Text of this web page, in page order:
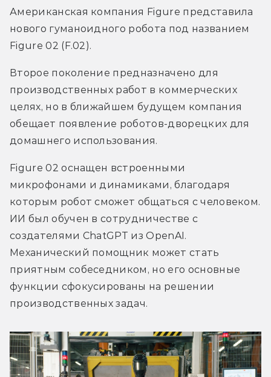
Американская компания Figure представила
нового гуманоидного робота под названием
Figure 02 (F.02).
Второе поколение предназначено для
производственных работ в коммерческих
целях, но в ближайшем будущем компания
обещает появление роботов-дворецких для
домашнего использования.
Figure 02 оснащен встроенными
микрофонами и динамиками, благодаря
которым робот сможет общаться с человеком.
ИИ был обучен в сотрудничестве с
создателями ChatGPT из OpenAI.
Механический помощник может стать
приятным собеседником, но его основные
функции сфокусированы на решении
производственных задач.